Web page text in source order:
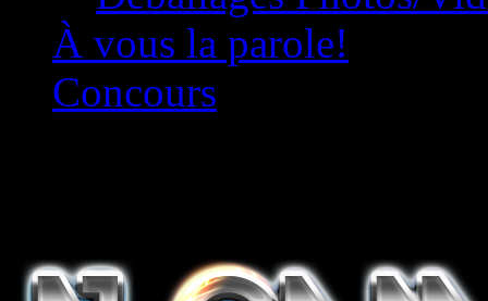
À vous la parole!
Concours